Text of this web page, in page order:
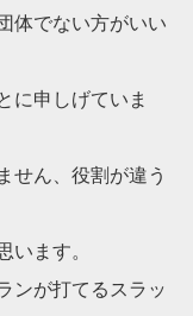
体でない方がいい
に申しげていま
せん、役割が違う
います。
ンが打てるスラッ